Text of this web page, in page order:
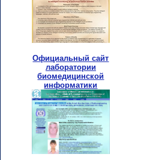
Официальный сайт
лаборатории
биомедицинской
информатики